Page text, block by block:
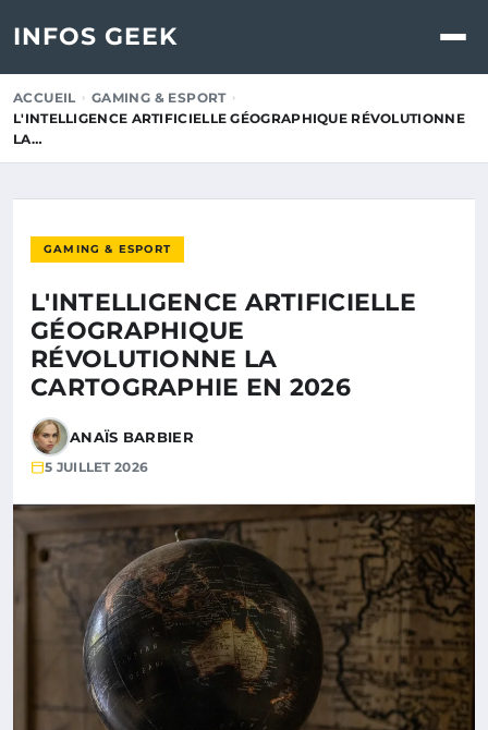
INFOS GEEK
ACCUEIL
GAMING & ESPORT
L'INTELLIGENCE ARTIFICIELLE GÉOGRAPHIQUE RÉVOLUTIONNE
LA…
GAMING & ESPORT
L'INTELLIGENCE ARTIFICIELLE
GÉOGRAPHIQUE
RÉVOLUTIONNE LA
CARTOGRAPHIE EN 2026
ANAÏS BARBIER
5 JUILLET 2026